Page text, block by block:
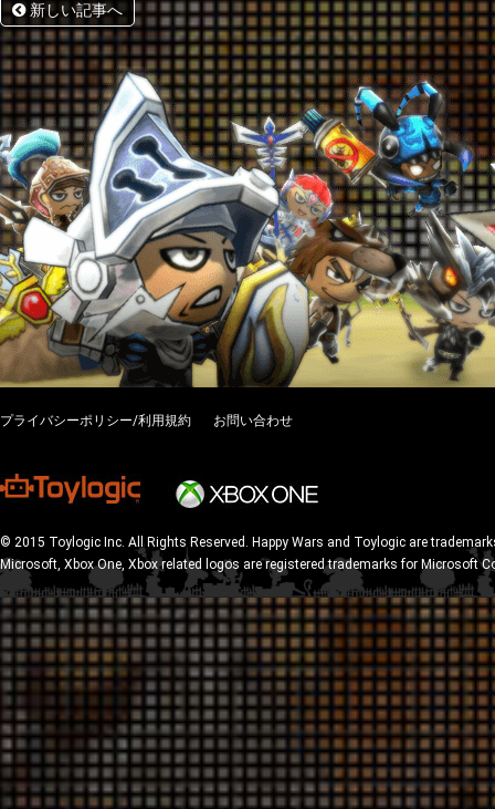
新しい記事へ
プライバシーポリシー/利用規約 お問い合わせ
© 2015 Toylogic Inc. All Rights Reserved. Happy Wars and Toylogic are
Microsoft, Xbox One, Xbox related logos are registered trademarks for Microsoft